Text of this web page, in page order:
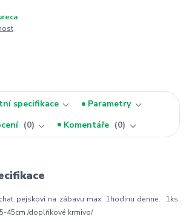
specifikace
Parametry
0 Komentáře 0
pejskovi na zábavu max. 1hodinu denne. 1ks.
45cm /doplňkové krmivo/